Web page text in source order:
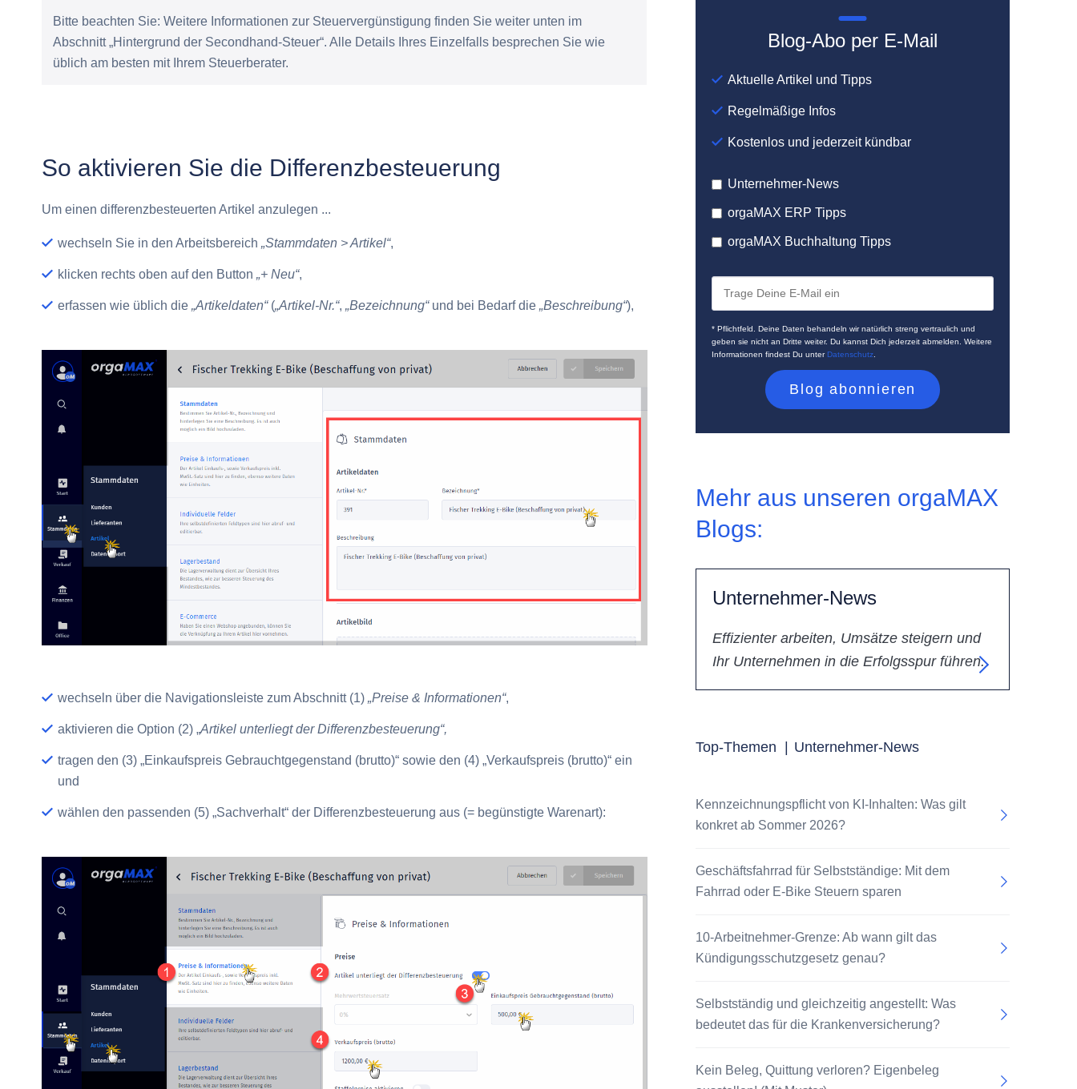
Bitte beachten Sie:Weitere Informationen zur Steuervergünstigung finden Sie weiter unten im
Abschnitt „Hintergrund der Secondhand-Steuer“. Alle Details Ihres Einzelfalls besprechen Sie wie
üblich am besten mit Ihrem Steuerberater.
So aktivieren Sie die Differenzbesteuerung
Um einen differenzbesteuerten Artikel anzulegen ...
wechseln Sie in den Arbeitsbereich „Stammdaten > Artikel“,
klicken rechts oben auf den Button „+ Neu“,
erfassen wie üblich die „Artikeldaten“(„Artikel-Nr.“, „Bezeichnung“und bei Bedarf die „Beschreibung“),
wechseln über die Navigationsleiste zum Abschnitt (1) „Preise & Informationen“,
aktivieren die Option (2) „Artikel unterliegt der Differenzbesteuerung“,
tragen den (3) „Einkaufspreis Gebrauchtgegenstand (brutto)“ sowie den (4) „Verkaufspreis (brutto)“ ein
und
wählen den passenden (5) „Sachverhalt“ der Differenzbesteuerung aus (= begünstigte Warenart):
Blog-Abo per E-Mail
Aktuelle Artikel und Tipps
Regelmäßige Infos
Kostenlos und jederzeit kündbar
Unternehmer-News
orgaMAX ERP Tipps
orgaMAX Buchhaltung Tipps
* Pflichtfeld. Deine Daten behandeln wir natürlich streng vertraulich und
geben sie nicht an Dritte weiter. Du kannst Dich jederzeit abmelden. Weitere
Informationen findest Du unterDatenschutz
Mehr aus unseren orgaMAX
Blogs:
Unternehmer-News
Effizienter arbeiten, Umsätze steigern und
Ihr Unternehmen in die Erfolgsspur führen.
Top-Themen Unternehmer-News
Kennzeichnungspflicht von KI-Inhalten: Was gilt
konkret ab Sommer 2026?
Geschäftsfahrrad für Selbstständige: Mit dem
Fahrrad oder E-Bike Steuern sparen
10-Arbeitnehmer-Grenze: Ab wann gilt das
Kündigungsschutzgesetz genau?
Selbstständig und gleichzeitig angestellt: Was
bedeutet das für die Krankenversicherung?
Kein Beleg, Quittung verloren? Eigenbeleg